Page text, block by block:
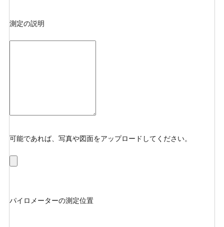
測定の説明
可能であれば、写真や図面をアップロードしてください。
パイロメーターの測定位置